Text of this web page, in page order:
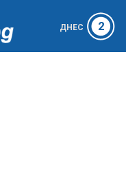
ДНЕС 2